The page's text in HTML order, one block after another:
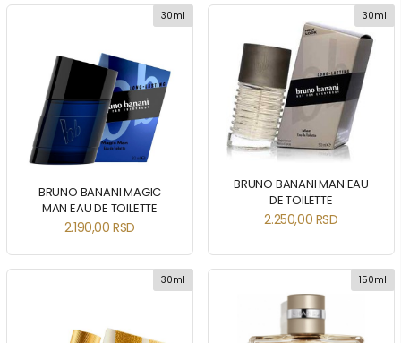
30ml
BRUNO BANANI MAGIC
MAN EAU DE TOILETTE
2.190,00RSD
30ml
BRUNO BANANI MAN EAU
DE TOILETTE
2.250,00 RSD
30ml 150ml